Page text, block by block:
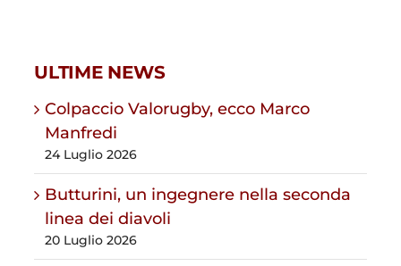
ULTIME NEWS
Colpaccio Valorugby, ecco Marco
Manfredi
24 Luglio 2026
Butturini, un ingegnere nella seconda
linea dei diavoli
20 Luglio 2026